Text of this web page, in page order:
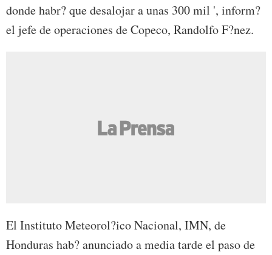
donde habr? que desalojar a unas 300 mil ', inform?
el jefe de operaciones de Copeco, Randolfo F?nez.
El Instituto Meteorol?ico Nacional, IMN, de
Honduras hab? anunciado a media tarde el paso de